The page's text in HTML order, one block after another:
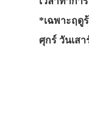
*เฉพาะฤดู
ศุกร์ วันเสา